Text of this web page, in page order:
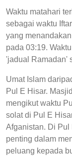
Waktu matahari
sebagai waktu
yang
pada 03:19.
'jadual Ramadan'
Umat Islam
Pul E Hisar.
mengikut waktu
solat di Pul E
Afganistan. Di Pul
penting dalam
peluang kepada